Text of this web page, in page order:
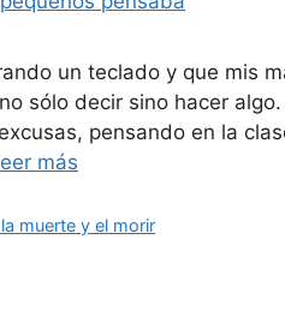
un teclado y que mis
sólo decir sino hacer
pensando en la
más
muerte y el morir